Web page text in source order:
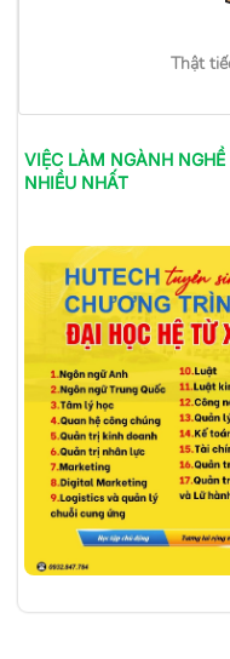
Thật
VIỆC LÀM NGÀNH NGHỀ
NHIỀU NHẤT